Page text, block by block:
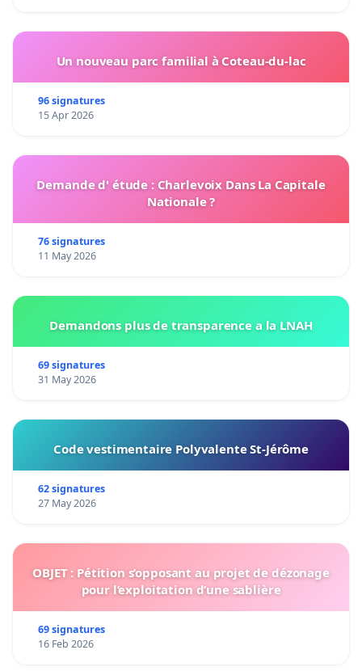
Un nouveau parc familial à Coteau-du-lac
96 signatures
15 Apr 2026
Demande d' étude : Charlevoix Dans La Capitale
Nationale ?
76 signatures
11 May 2026
Demandons plus de transparence a la LNAH
69 signatures
31 May 2026
Code vestimentaire Polyvalente St-Jérôme
62 signatures
27 May 2026
OBJET : Pétition s’opposant au projet de dézonage
pour l’exploitation d’une sablière
69 signatures
16 Feb 2026